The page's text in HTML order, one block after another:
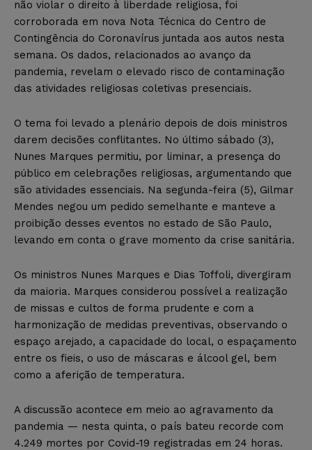
não violar o direito à liberdade religiosa, foi
corroborada em nova Nota Técnica do Centro de
Contingência do Coronavírus juntada aos autos nesta
semana. Os dados, relacionados ao avanço da
pandemia, revelam o elevado risco de contaminação
das atividades religiosas coletivas presenciais.
O tema foi levado a plenário depois de dois ministros
darem decisões conflitantes. No último sábado (3),
Nunes Marques permitiu, por liminar, a presença do
público em celebrações religiosas, argumentando que
são atividades essenciais. Na segunda-feira (5), Gilmar
Mendes negou um pedido semelhante e manteve a
proibição desses eventos no estado de São Paulo,
levando em conta o grave momento da crise sanitária.
Os ministros Nunes Marques e Dias Toffoli, divergiram
da maioria. Marques considerou possível a realização
de missas e cultos de forma prudente e com a
harmonização de medidas preventivas, observando o
espaço arejado, a capacidade do local, o espaçamento
entre os fieis, o uso de máscaras e álcool gel, bem
como a aferição de temperatura.
A discussão acontece em meio ao agravamento da
pandemia — nesta quinta, o país bateu recorde com
4.249 mortes por Covid-19 registradas em 24 horas.